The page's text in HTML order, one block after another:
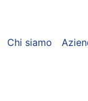
Chi siamo